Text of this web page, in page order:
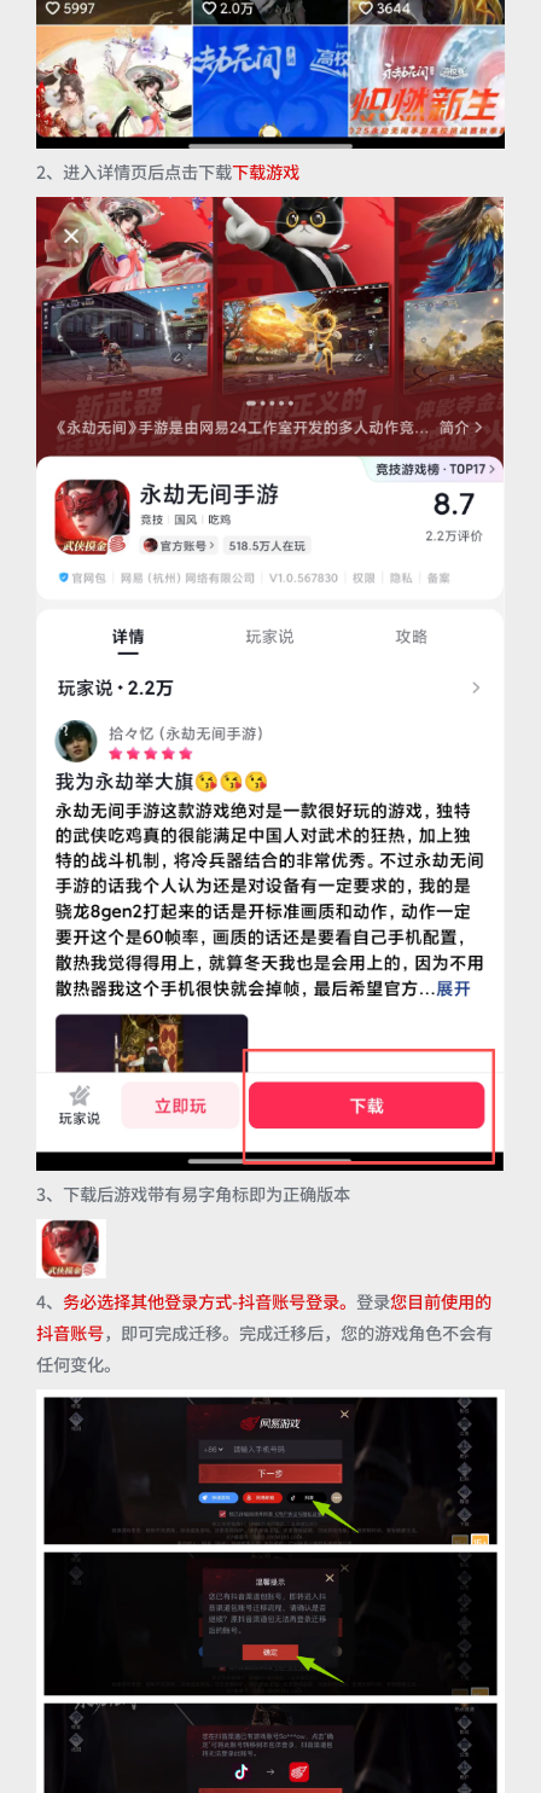
2、进入详情页后点击下载下载游戏
3、下载后游戏带有易字角标即为正确版本
4、 务必选择其他登录方式-抖音账号登录。 登录您目前使用的
抖音账号，即可完成迁移。完成迁移后，您的游戏角色不会有
任何变化。